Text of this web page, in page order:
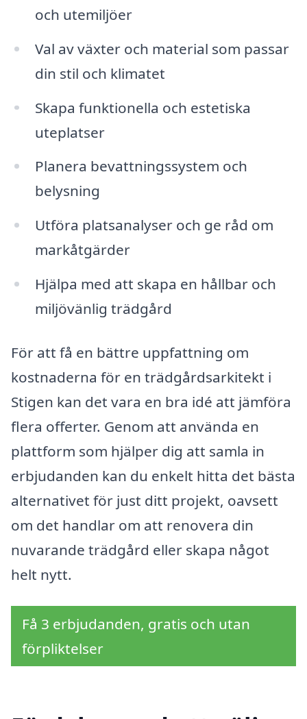
och utemiljöer
Val av växter och material som passar
din stil och klimatet
Skapa funktionella och estetiska
uteplatser
Planera bevattningssystem och
belysning
Utföra platsanalyser och ge råd om
markåtgärder
Hjälpa med att skapa en hållbar och
miljövänlig trädgård
För att få en bättre uppfattning om
kostnaderna för en trädgårdsarkitekt i
Stigen kan det vara en bra idé att jämföra
flera offerter. Genom att använda en
plattform som hjälper dig att samla in
erbjudanden kan du enkelt hitta det bästa
alternativet för just ditt projekt, oavsett
om det handlar om att renovera din
nuvarande trädgård eller skapa något
helt nytt.
Få 3 erbjudanden, gratis och utan
förpliktelser